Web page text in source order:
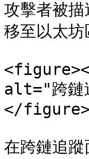
攻擊者被
移至以太坊
alt="跨
</figure>
在跨鏈追